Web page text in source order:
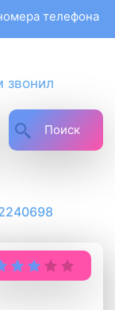
телефона
звонил
Поиск